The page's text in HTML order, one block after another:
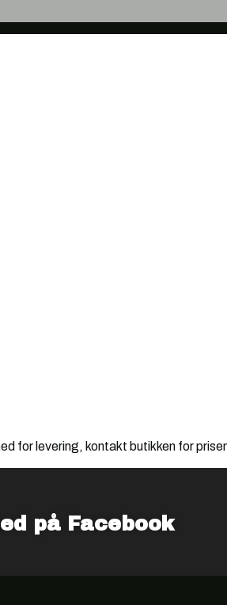
for levering, kontakt butikken for
på Facebook